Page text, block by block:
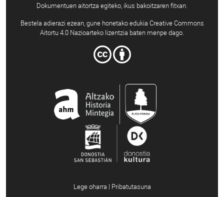
Dokumentuen aitortza egiteko, ikus bakoitzaren fitxan.
Bestela adierazi ezean, gune honetako edukia Creative Commons
Aitortu 4.0 Nazioarteko lizentzia baten menpe dago.
Lege oharra | Pribatutasuna